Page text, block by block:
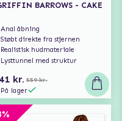
BARROWS - CAKE
Anal åbning
Støbt direkte fra stjernen
Realistisk hudmateriale
Lysttunnel med struktur
kr. 559 kr.
På lager